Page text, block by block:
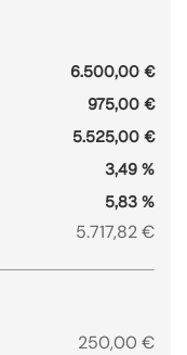
6.500,00 €
975,00 €
5.525,00 €
3,49 %
5,83 %
5.717,82 €
250,00 €